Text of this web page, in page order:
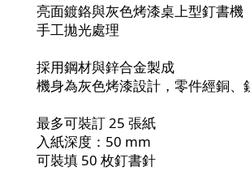
亮面鍍鉻與灰色烤漆桌上型釘書機
手工拋光處理
採用鋼材與鋅合金製成
機身為灰色烤漆設計，零件經銅、
最多可裝訂 25 張紙
入紙深度：50 mm
可裝填 50 枚釘書針